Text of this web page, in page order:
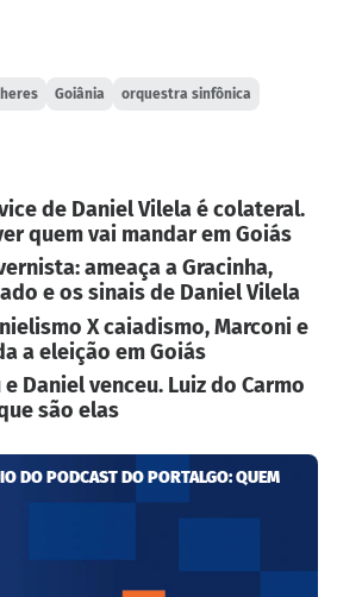
Goiânia orquestra sinfônica
de Daniel Vilela é colateral.
quem vai mandar em Goiás
ameaça a Gracinha,
e os sinais de Daniel Vilela
X caiadismo, Marconi e
a eleição em Goiás
Daniel venceu. Luiz do Carmo
são elas
DO PODCAST DO PORTALGO: QUEM